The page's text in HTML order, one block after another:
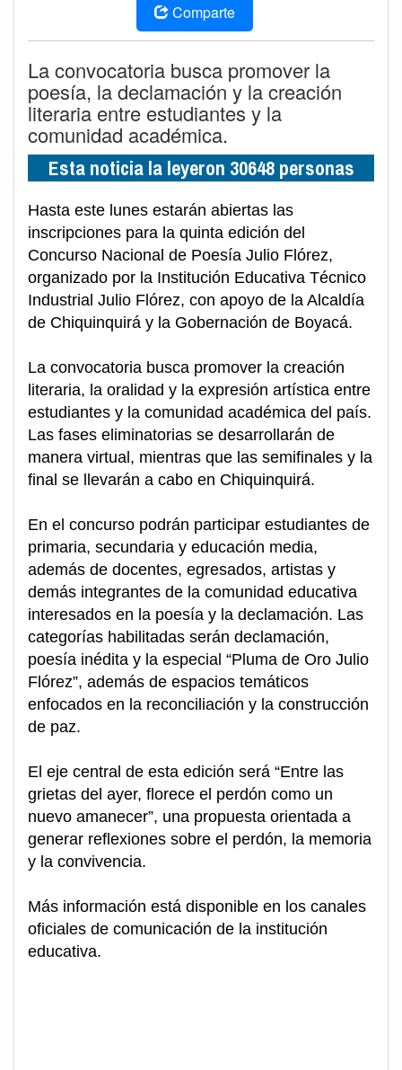
Comparte
La convocatoria busca promover la
poesía, la declamación y la creación
literaria entre estudiantes y la
comunidad académica.
Esta noticia la leyeron 30648 personas
Hasta este lunes estarán abiertas las
inscripciones para la quinta edición del
Concurso Nacional de Poesía Julio Flórez,
organizado por la Institución Educativa Técnico
Industrial Julio Flórez, con apoyo de la Alcaldía
de Chiquinquirá y la Gobernación de Boyacá.
La convocatoria busca promover la creación
literaria, la oralidad y la expresión artística entre
estudiantes y la comunidad académica del país.
Las fases eliminatorias se desarrollarán de
manera virtual, mientras que las semifinales y la
final se llevarán a cabo en Chiquinquirá.
En el concurso podrán participar estudiantes de
primaria, secundaria y educación media,
además de docentes, egresados, artistas y
demás integrantes de la comunidad educativa
interesados en la poesía y la declamación. Las
categorías habilitadas serán declamación,
poesía inédita y la especial “Pluma de Oro Julio
Flórez”, además de espacios temáticos
enfocados en la reconciliación y la construcción
de paz.
El eje central de esta edición será “Entre las
grietas del ayer, florece el perdón como un
nuevo amanecer”, una propuesta orientada a
generar reflexiones sobre el perdón, la memoria
y la convivencia.
Más información está disponible en los canales
oficiales de comunicación de la institución
educativa.